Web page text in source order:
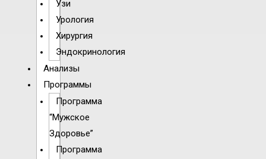
Узи
Урология
Хирургия
Эндокринология
Анализы
Программы
Программа
“Мужское
Здоровье”
Программа